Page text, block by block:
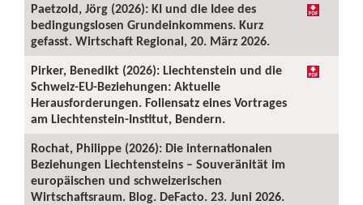
Paetzold, Jörg (2026): KI und die Idee des
bedingungslosen Grundeinkommens. Kurz
gefasst. Wirtschaft Regional, 20. März 2026.
Pirker, Benedikt (2026): Liechtenstein und die
Schweiz-EU-Beziehungen: Aktuelle
Herausforderungen. Foliensatz eines Vortrages
am Liechtenstein-Institut, Bendern.
Rochat, Philippe (2026): Die internationalen
Beziehungen Liechtensteins – Souveränität im
europäischen und schweizerischen
Wirtschaftsraum. Blog. DeFacto. 23. Juni 2026.